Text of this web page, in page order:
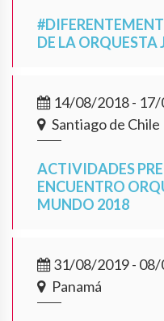
DE LA ORQUESTA
14/08/2018 -
Santiago de Chile
ACTIVIDADES
ENCUENTRO
MUNDO 2018
31/08/2019 -
Panamá